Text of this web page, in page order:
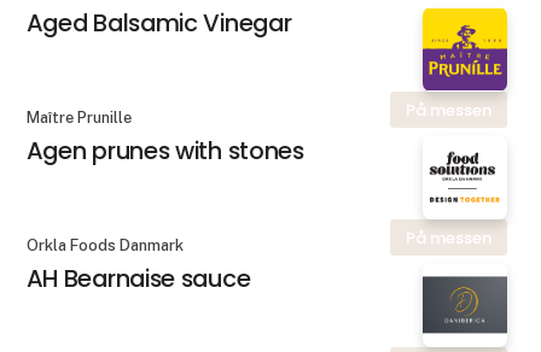
Aged Balsamic Vinegar
På messen
Maître Prunille
Agen prunes with stones
På messen
Orkla Foods Danmark
AH Bearnaise sauce